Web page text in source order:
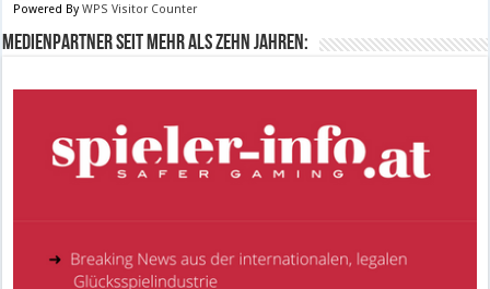
Powered ByWPS Visitor Counter
Medienpartner seit mehr als zehn Jahren: